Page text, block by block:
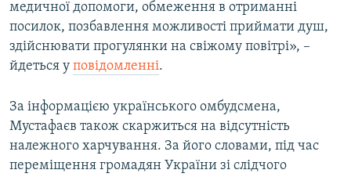
медичної допомоги, обмеження в отриманні
посилок, позбавлення можливості приймати душ,
здійснювати прогулянки на свіжому повітрі», –
йдеться у повідомленні.
За інформацією українського омбудсмена,
Мустафаєв також скаржиться на відсутність
належного харчування. За його словами, під час
переміщення громадян України зі слідчого